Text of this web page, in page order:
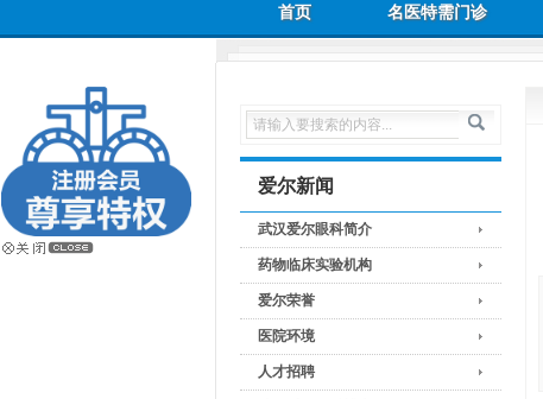
首页 名医特需门诊
爱尔新闻
武汉爱尔眼科简介
药物临床实验机构
爱尔荣誉
医院环境
人才招聘